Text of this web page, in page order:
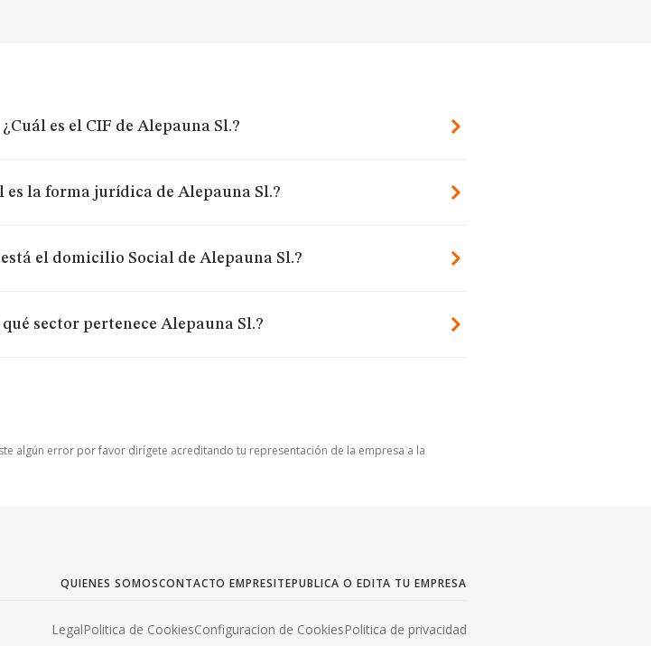
¿Cuál es el CIF de Alepauna Sl.?
es la forma jurídica de Alepauna Sl.?
el domicilio Social de Alepauna Sl.?
qué sector pertenece Alepauna Sl.?
algún error por favor dirígete acreditando tu representación de la empresa a la
QUIENES SOMOSCONTACTO EMPRESITEPUBLICA O EDITA TU EMPRESA
LegalPolitica de CookiesConfiguracion de CookiesPolitica de privacidad